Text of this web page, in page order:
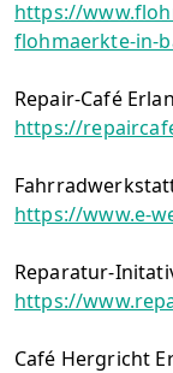
https://
flohmaerkte-in-
Repair-Café
https://
https://www.e-
Reparatur-
https://
Café Hergricht